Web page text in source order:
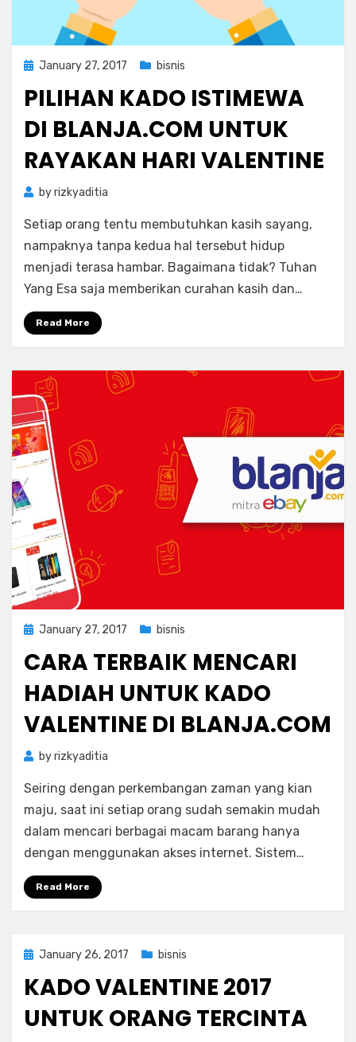
Posted
January 27, 2017 bisnis
PILIHAN KADO ISTIMEWA
DI BLANJA.COM UNTUK
RAYAKAN HARI VALENTINE
byrizkyaditia
Setiap orang tentu membutuhkan kasih sayang,
nampaknya tanpa kedua hal tersebut hidup
menjadi terasa hambar. Bagaimana tidak? Tuhan
Yang Esa saja memberikan curahan kasih dan…
Read More
Posted
January 27, 2017 bisnis
CARA TERBAIK MENCARI
HADIAH UNTUK KADO
VALENTINE DI BLANJA.COM
byrizkyaditia
Seiring dengan perkembangan zaman yang kian
maju, saat ini setiap orang sudah semakin mudah
dalam mencari berbagai macam barang hanya
dengan menggunakan akses internet. Sistem…
Read More
Posted
January 26, 2017 bisnis
KADO VALENTINE 2017
UNTUK ORANG TERCINTA